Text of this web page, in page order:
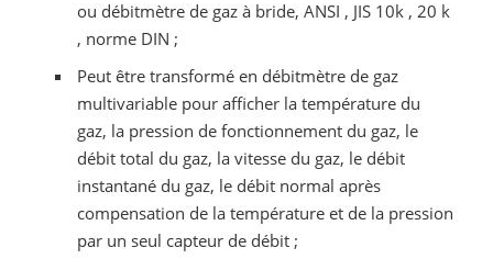
ou débitmètre de gaz à bride, ANSI , JIS 10k , 20 k
, norme DIN ;
Peut être transformé en débitmètre de gaz
multivariable pour afficher la température du
gaz, la pression de fonctionnement du gaz, le
débit total du gaz, la vitesse du gaz, le débit
instantané du gaz, le débit normal après
compensation de la température et de la pression
par un seul capteur de débit ;